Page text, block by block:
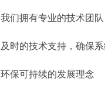
我们拥有专业的技术团
及时的技术支持，确保
环保可持续的发展理念